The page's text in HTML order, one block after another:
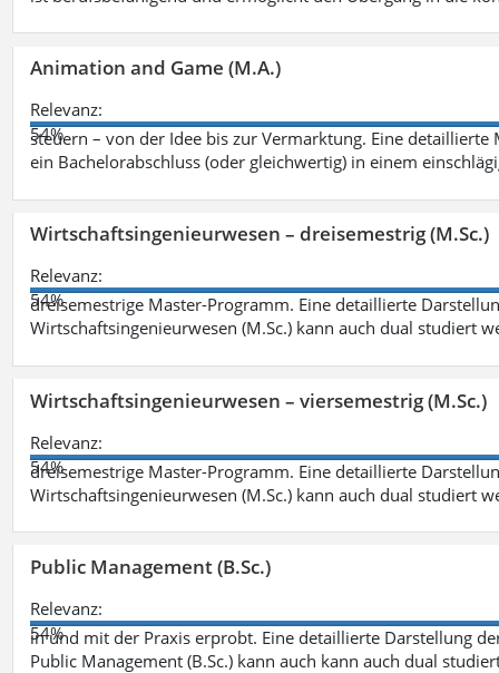
Animation and Game (M.A.)
Relevanz:
54%
steuern – von der Idee bis zur Vermarktung. Eine
ein Bachelorabschluss (oder gleichwertig) in einem
Wirtschaftsingenieurwesen – dreisemestrig (M.Sc.)
Relevanz:
54%
dreisemestrige Master-Programm. Eine detaillierte
Wirtschaftsingenieurwesen (M.Sc.) kann auch dual studiert
Wirtschaftsingenieurwesen – viersemestrig (M.Sc.)
Relevanz:
54%
dreisemestrige Master-Programm. Eine detaillierte
Wirtschaftsingenieurwesen (M.Sc.) kann auch dual studiert
Public Management (B.Sc.)
Relevanz:
54%
in und mit der Praxis erprobt. Eine detaillierte Darstellung
Public Management (B.Sc.) kann auch kann auch dual